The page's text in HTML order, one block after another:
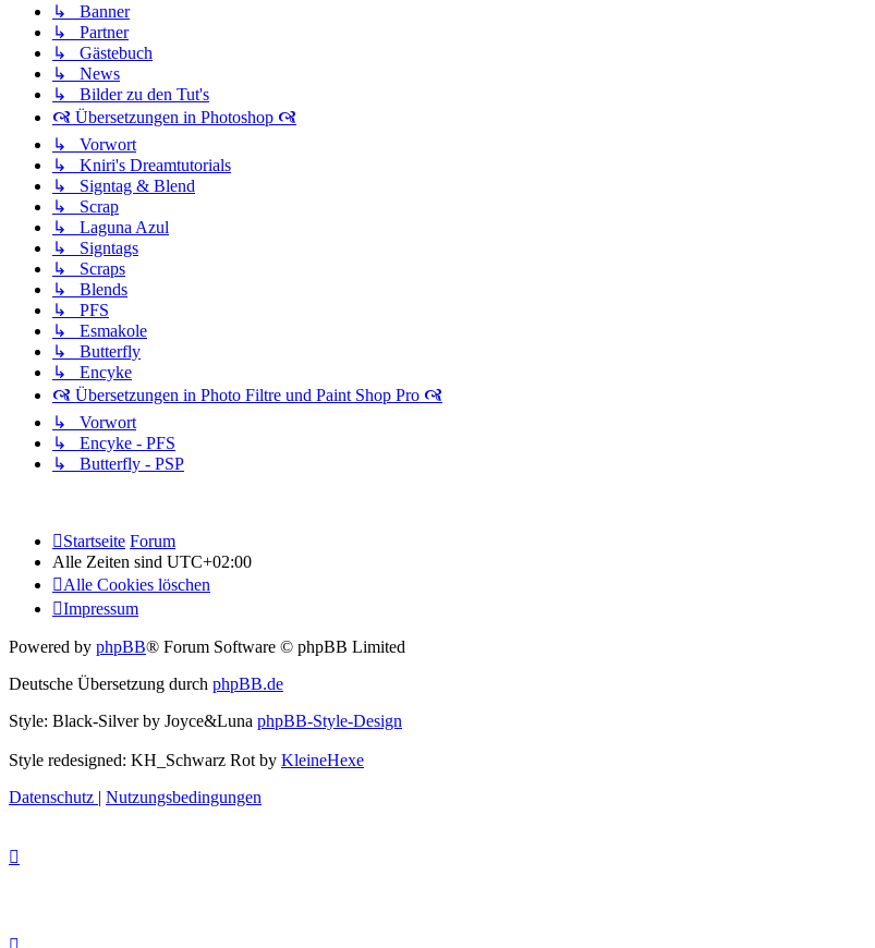
↳ Banner
↳ Partner
↳ Gästebuch
↳ News
↳ Bilder zu den Tut's
🙧 Übersetzungen in Photoshop 🙧
↳ Vorwort
↳ Kniri's Dreamtutorials
↳ Signtag & Blend
↳ Scrap
↳ Laguna Azul
↳ Signtags
↳ Scraps
↳ Blends
↳ PFS
↳ Esmakole
↳ Butterfly
↳ Encyke
🙧 Übersetzungen in Photo Filtre und Paint Shop Pro 🙧
↳ Vorwort
↳ Encyke - PFS
↳ Butterfly - PSP
Startseite Forum
Alle Zeiten sind UTC+02:00
Alle Cookies löschen
Impressum
Powered by phpBB® Forum Software © phpBB Limited
Deutsche Übersetzung durch phpBB.de
Style: Black-Silver by Joyce&Luna phpBB-Style-Design
Style redesigned: KH_Schwarz Rot by KleineHexe
Datenschutz | Nutzungsbedingungen